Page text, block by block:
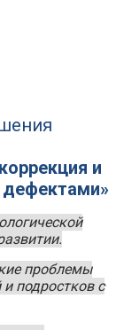
и
проблемы
и подростков с